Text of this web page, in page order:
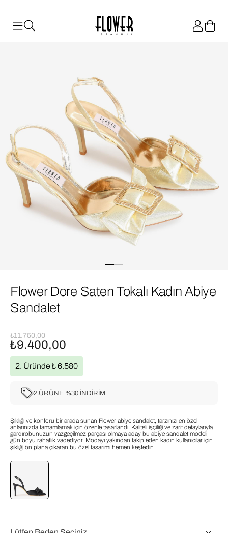
ISTANBUL
Flower Dore Saten Tokalı Kadın Abiye
Sandalet
₺11.750,00
₺9.400,00
2.ÜRÜNE %30 İNDİRİM
2. Üründe ₺ 6.580
Şıklığı ve konforu bir arada sunan Flower abiye sandalet, tarzınızı en özel
anlarınızda tamamlamak için özenle tasarlandı. Kaliteli işçiliği ve zarif detaylarıyla
gardırobunuzun vazgeçilmez parçası olmaya aday bu abiye sandalet modeli,
gün boyu rahatlık vadediyor. Modayı yakından takip eden kadın kullanıcılar için
şıklığı ön plana çıkaran bu özel tasarımı hemen keşfedin.